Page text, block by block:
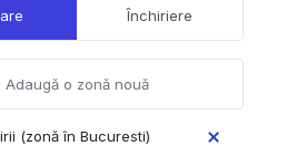
Închiriere
(zonă în Bucuresti)